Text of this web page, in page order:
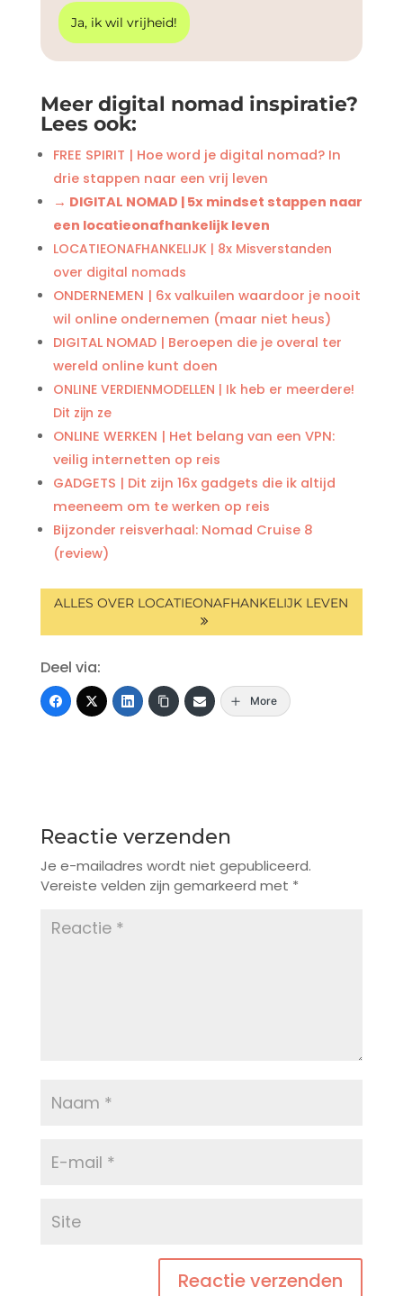
Ja, ik wil vrijheid!
Meer digital nomad inspiratie?
Lees ook:
FREE SPIRIT | Hoe word je digital nomad? In
drie stappen naar een vrij leven
→ DIGITAL NOMAD | 5x mindset stappen naar
een locatieonafhankelijk leven
LOCATIEONAFHANKELIJK | 8x Misverstanden
over digital nomads
ONDERNEMEN | 6x valkuilen waardoor je nooit
wil online ondernemen (maar niet heus)
DIGITAL NOMAD | Beroepen die je overal ter
wereld online kunt doen
ONLINE VERDIENMODELLEN | Ik heb er meerdere!
Dit zijn ze
ONLINE WERKEN | Het belang van een VPN:
veilig internetten op reis
GADGETS | Dit zijn 16x gadgets die ik altijd
meeneem om te werken op reis
Bijzonder reisverhaal: Nomad Cruise 8
(review)
ALLES OVER LOCATIEONAFHANKELIJK LEVEN
Deel via:
More
Reactie verzenden
Je e-mailadres wordt niet gepubliceerd.
Vereiste velden zijn gemarkeerd met *